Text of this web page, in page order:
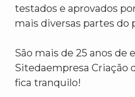
testados e aprovados
mais diversas partes do
São mais de 25 anos de
Sitedaempresa Criação
fica tranquilo!